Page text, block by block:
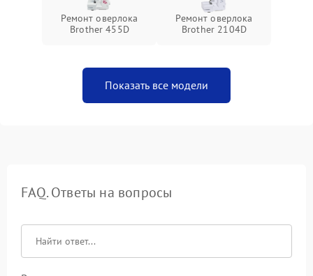
Ремонт оверлока
Brother 455D
Ремонт оверлока
Brother 2104D
Показать все модели
FAQ. Ответы на вопросы